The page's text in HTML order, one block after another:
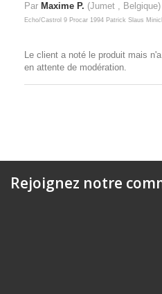
Par Maxime P. (Jumet ,
Echo/Castrol 9 Procar 1994 Patrick Slaus
Le client a noté le produit mais
en attente de modération.
Rejoignez notre